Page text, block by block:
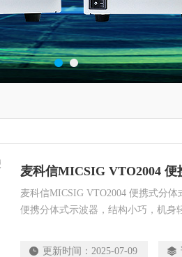
麦科信MICSIG VTO2004 便
麦科信MICSIG VTO2004 便携式分
便携分体式示波器，结构小巧，机身
卓设备相连接（包括平板、智能手机
更新时间： 2025-07-09